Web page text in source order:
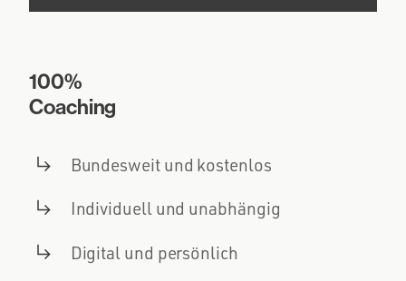
100%
Coaching
Bundesweit und kostenlos
Individuell und unabhängig
Digital und persönlich